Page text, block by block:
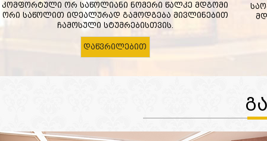
კომფორტული ორ საწოლიანი ნომერი წალკე მდგომი
ორი საწოლით იდეალურად გამოდგება მივლინებით
ჩამოსული სტუმრებისთვის.
დაწვრილებით